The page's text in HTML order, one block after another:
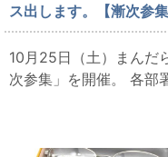
ス出します。【漸次参集
10月25日（土）まんだ
次参集」を開催。 各部